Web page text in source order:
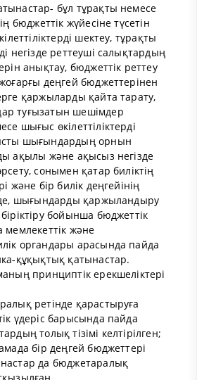
бұл тұрақты немесе
бюджеттік жүйесіне түсетін
шектеу, тұрақты
негізде реттеуші салықтардың
анықтау, бюджеттік реттеу
деңгей бюджеттерінен
қаржыларды қайта тарату,
туғызатын шешімдер
шығыс өкілеттіліктерді
шығындардың орнын
ақылы және ақысыз негізде
сонымен қатар биліктің
және бір билік деңгейінің
шығындарды қаржыландыру
бойынша бюджеттік
мемлекеттік және
органдары арасында пайда
құқықтық қатынастар.
принциптік ерекшеліктері
ретінде қарастыруға
үдеріс барысында пайда
толық тізімі келтірілген;
бір деңгей бюджеттері
да бюджетаралық